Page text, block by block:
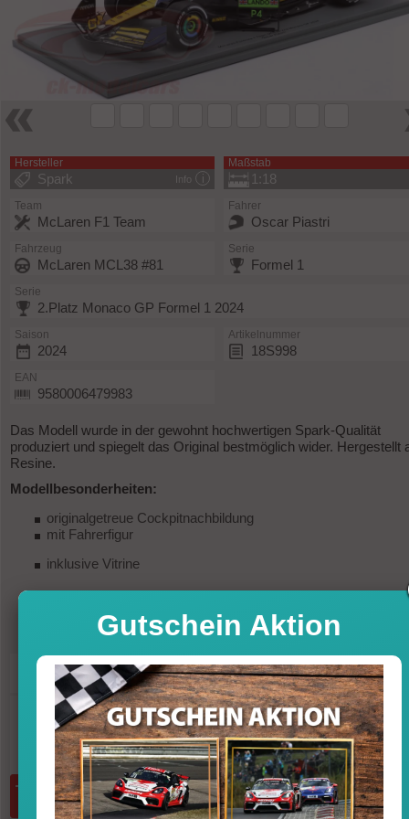
Hersteller
Info
Spark
Maßstab
1:18
Team
McLaren F1 Team
Fahrer
Oscar Piastri
Fahrzeug
McLaren MCL38 #81
Serie
Formel 1
Serie
2.Platz Monaco GP Formel 1 2024
Saison
2024
Artikelnummer
18S998
EAN
9580006479983
Das Modell wurde in der gewohnt hochwertigen Spark-Qualität
produziert und spiegelt das Original bestmöglich wider. Hergestellt
Resine.
Modellbesonderheiten:
originalgetreue Cockpitnachbildung
mit Fahrerfigur
inklusive Vitrine
Preis 249,95
Sofort versandfertig, Lieferfrist 1-3
inkl. MwSt. zzgl.
Menge: in den Warenkorb
Gutschein Aktion